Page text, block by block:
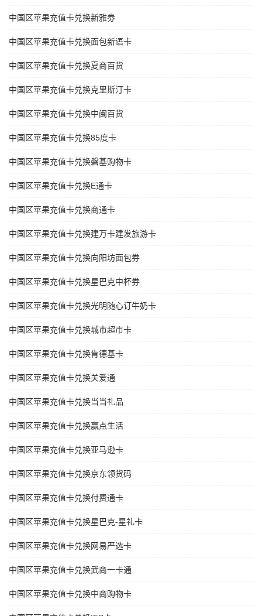
中国区苹果充值卡兑换新雅劵
中国区苹果充值卡兑换面包新语卡
中国区苹果充值卡兑换夏商百货
中国区苹果充值卡兑换克里斯汀卡
中国区苹果充值卡兑换中闽百货
中国区苹果充值卡兑换85度卡
中国区苹果充值卡兑换磐基购物卡
中国区苹果充值卡兑换E通卡
中国区苹果充值卡兑换商通卡
中国区苹果充值卡兑换建万卡建发旅游卡
中国区苹果充值卡兑换向阳坊面包券
中国区苹果充值卡兑换星巴克中杯券
中国区苹果充值卡兑换光明随心订牛奶卡
中国区苹果充值卡兑换城市超市卡
中国区苹果充值卡兑换肯德基卡
中国区苹果充值卡兑换关爱通
中国区苹果充值卡兑换当当礼品
中国区苹果充值卡兑换赢点生活
中国区苹果充值卡兑换亚马逊卡
中国区苹果充值卡兑换京东领货码
中国区苹果充值卡兑换付费通卡
中国区苹果充值卡兑换星巴克-星礼卡
中国区苹果充值卡兑换网易严选卡
中国区苹果充值卡兑换武商一卡通
中国区苹果充值卡兑换中商购物卡